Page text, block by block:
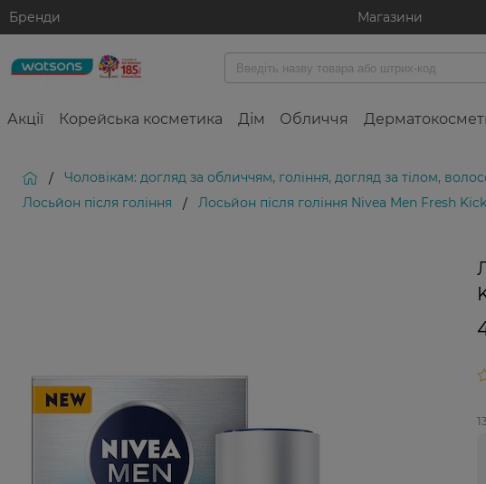
Бренди Магазини
Акції Корейська косметика Дім Обличчя
/ Чоловікам: догляд за обличчям, гоління, догляд за тілом,
Лосьйон після гоління
/ Лосьйон після гоління Nivea Men Fresh